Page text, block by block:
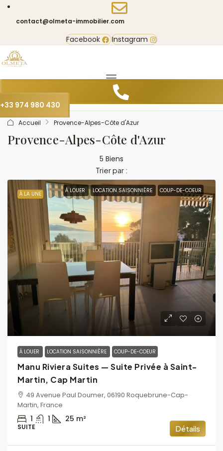
contact@olmeta-immobilier.com
Facebook Instagram
+33 974 980 430
Accueil Provence-Alpes-Côte d'Azur
Provence-Alpes-Côte d'Azur
5 Biens
Trier par :
À LA UNE À LOUER LOCATION SAISONNIÈRE COUP-DE-COEUR
À LOUER LOCATION SAISONNIÈRE COUP-DE-COEUR
Manu Riviera Suites — Suite Privée à Saint-
Martin, Cap Martin
49 Avenue Paul Doumer, 06190 Roquebrune-Cap-
Martin, France
1 1 25 m²
SUITE Détails